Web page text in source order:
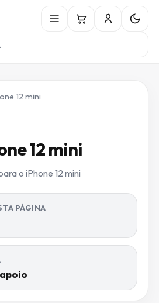
12 mini
12 mini
o iPhone 12 mini
PÁGINA